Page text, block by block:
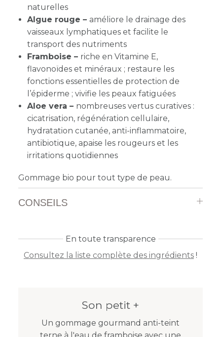
naturelles
Algue rouge – améliore le drainage des
vaisseaux lymphatiques et facilite le
transport des nutriments
Framboise – riche en Vitamine E,
flavonoïdes et minéraux ; restaure les
fonctions essentielles de protection de
l’épiderme ; vivifie les peaux fatiguées
Aloe vera – nombreuses vertus curatives :
cicatrisation, régénération cellulaire,
hydratation cutanée, anti-inflammatoire,
antibiotique, apaise les rougeurs et les
irritations quotidiennes
Gommage bio pour tout type de peau.
CONSEILS
En toute transparence
Consultez la liste complète des ingrédients !
Son petit +
Un gommage gourmand anti-teint